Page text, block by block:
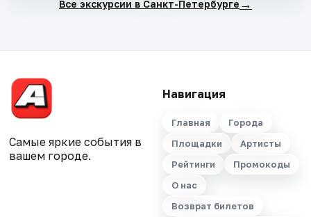
Все экскурсии в Санкт-Петербурге →
Самые яркие события в
вашем городе.
Навигация
Главная
Города
Площадки
Артисты
Рейтинги
Промокоды
О нас
Возврат билетов